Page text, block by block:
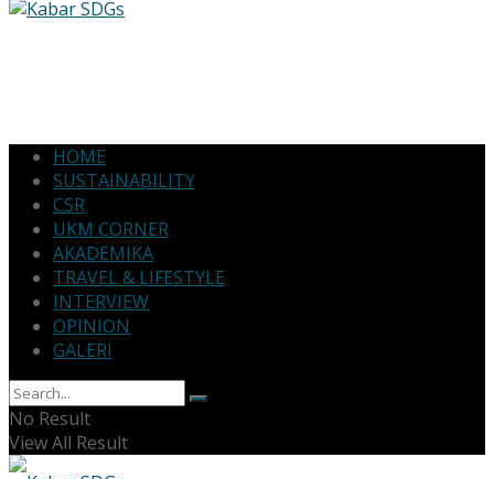
HOME
SUSTAINABILITY
CSR
UKM CORNER
AKADEMIKA
TRAVEL & LIFESTYLE
INTERVIEW
OPINION
GALERI
No Result
View All Result